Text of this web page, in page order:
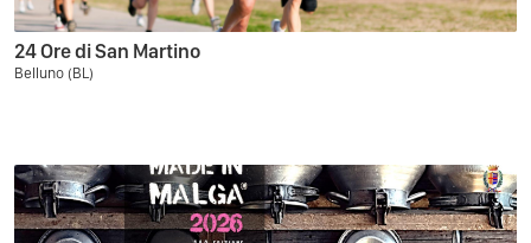
24 Ore di San Martino
Belluno (BL)